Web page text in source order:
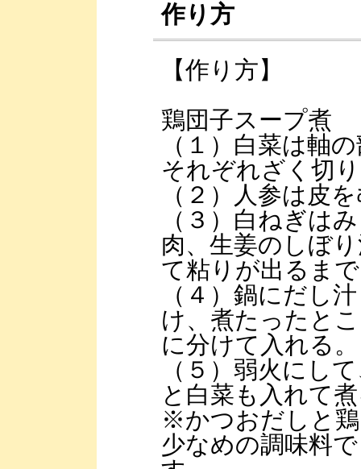
作り方
【作り方】
鶏団子スープ煮
（１）白菜は軸
それぞれざく切
（２）人参は皮
（３）白ねぎは
肉、生姜のしぼ
て粘りが出るま
（４）鍋にだし
け、煮たったと
に分けて入れる。
（５）弱火にし
と白菜も入れて
※かつおだしと
少なめの調味料